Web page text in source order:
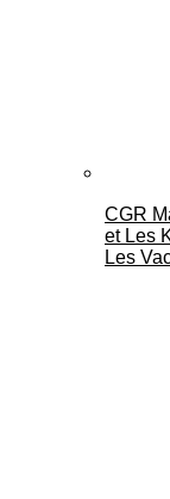
CGR
et Les
Les